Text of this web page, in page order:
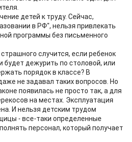
детей к труду. Сейчас,
в РФ", нельзя привлекать
программы без письменного
случится, если ребенок
будет дежурить по столовой, или
порядок в классе? В
не задавал таких вопросов. Но
появилась не просто так, а для
на местах. Эксплуатация
И нельзя детским трудом
- все-таки определенные
персонал, который получает